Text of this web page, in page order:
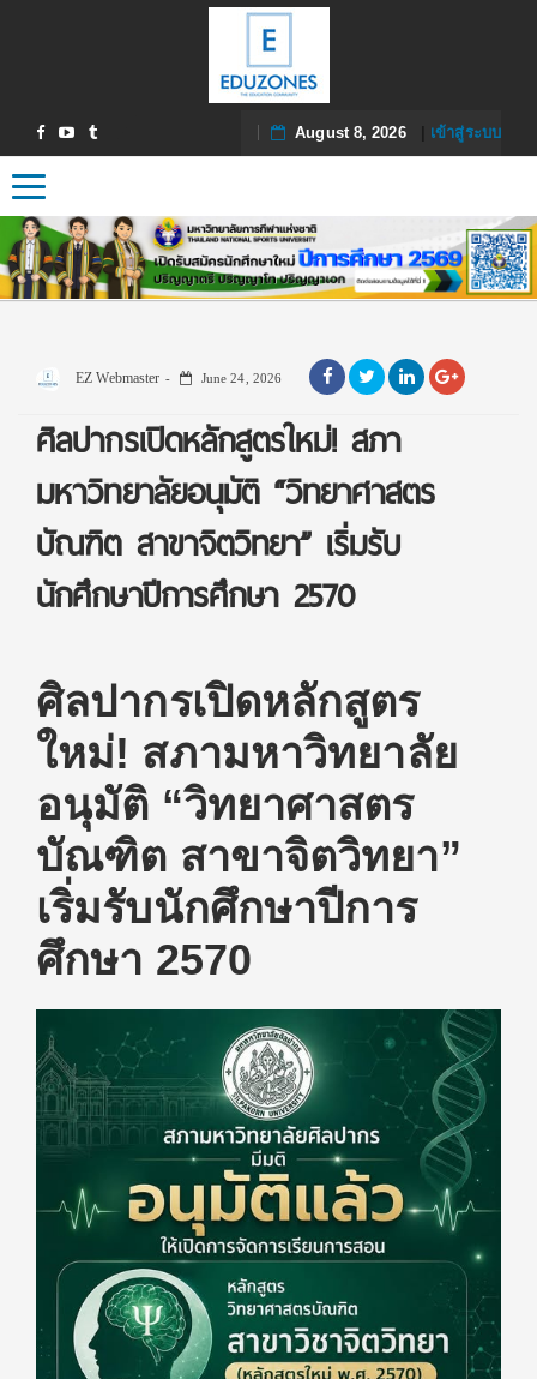
August 8, 2026| เข้าสู่ระบบ
Toggle navigation
EZ Webmaster June 24, 2026
ศิลปากรเปิดหลักสูตรใหม่! สภา
มหาวิทยาลัยอนุมัติ “วิทยาศาสตร
บัณฑิต สาขาจิตวิทยา” เริ่มรับ
นักศึกษาปีการศึกษา 2570
ศิลปากรเปิดหลักสูตร
ใหม่! สภามหาวิทยาลัย
อนุมัติ “วิทยาศาสตร
บัณฑิต สาขาจิตวิทยา”
เริ่มรับนักศึกษาปีการ
ศึกษา 2570